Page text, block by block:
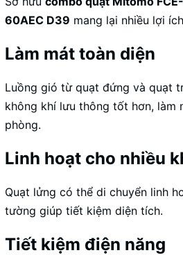
60AEC D39 mang lại nhiều lợi
Làm mát toàn diện
Luồng gió từ quạt đứng và quạt
không khí lưu thông tốt hơn, làm
phòng.
Linh hoạt cho nhiều
Quạt lửng có thể di chuyển linh
tường giúp tiết kiệm diện tích.
Tiết kiệm điện năng